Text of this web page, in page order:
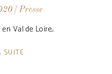
Presse
Val de Loire
SUITE